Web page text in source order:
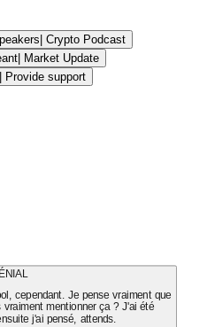
| Crypto Podcast
| Market Update
| Provide support
cependant. Je pense vraiment que
mentionner ça ? J'ai été
j'ai pensé, attends.